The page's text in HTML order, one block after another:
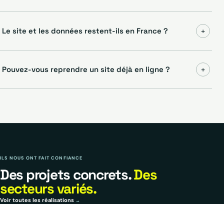
Le site et les données restent-ils en France ? +
Pouvez-vous reprendre un site déjà en ligne ? +
ILS NOUS ONT FAIT CONFIANCE
Des projets concrets.Des
secteurs variés.
Voir toutes les réalisations →